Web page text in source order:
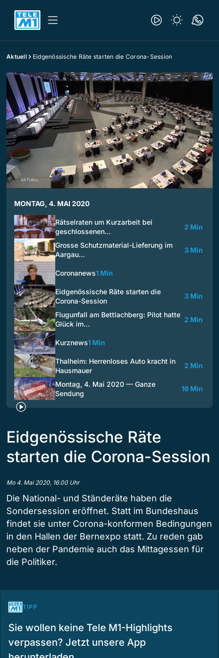
Aktuell Eidgenössische Räte starten die Corona-Session
MONTAG, 4. MAI 2020
Rätselraten um Kurzarbeit bei
geschlossenen…
2 Min
Grosse Schutzmaterial-Lieferung im
Aargau…
3 Min
Coronanews1 Min
Eidgenössische Räte starten die
Corona-Session
3 Min
Flugunfall am Bettlachberg: Pilot hatte
Glück im…
2 Min
Kurznews1 Min
Thalheim: Herrenloses Auto kracht in
Hausmauer
2 Min
Montag, 4. Mai 2020 — Ganze
Sendung
16 Min
Eidgenössische Räte
starten die Corona-Session
Mo 4. Mai 2020, 16.00 Uhr
Die National- und Ständeräte haben die
Sondersession eröffnet. Statt im Bundeshaus
findet sie unter Corona-konformen Bedingungen
in den Hallen der Bernexpo statt. Zu reden gab
neben der Pandemie auch das Mittagessen für
die Politiker.
TIPP
Sie wollen keine Tele M1-Highlights
verpassen? Jetzt unsere App